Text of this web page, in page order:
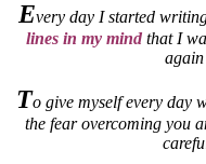
Every day I started
lines in my mindthat I
To give myself every day
the fear overcoming you